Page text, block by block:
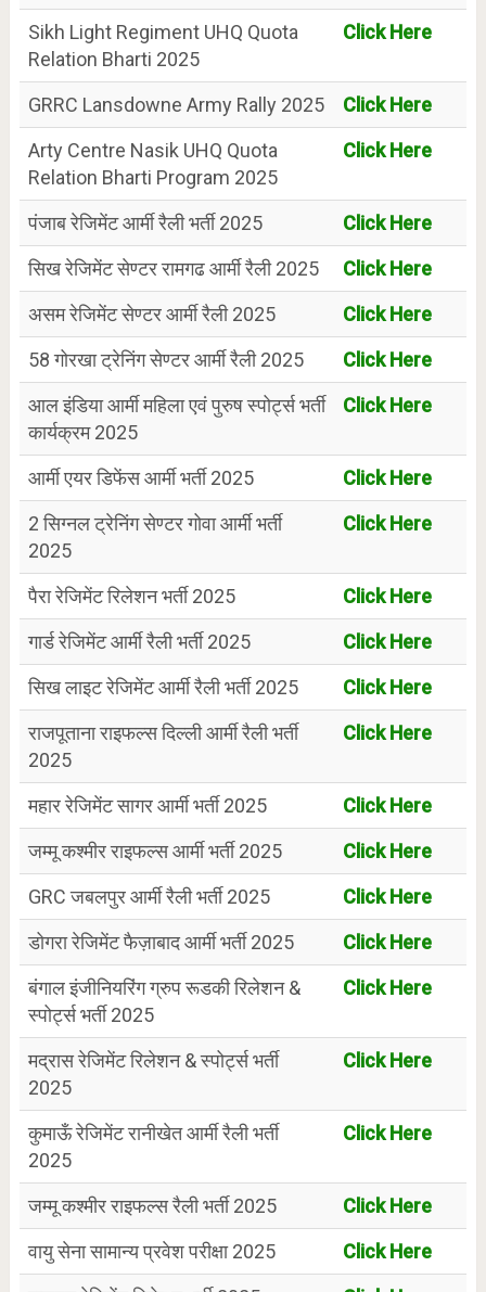
Sikh Light Regiment UHQ Quota
Relation Bharti 2025
Click Here
GRRC Lansdowne Army Rally 2025
Click Here
Arty Centre Nasik UHQ Quota
Relation Bharti Program 2025
Click Here
पंजाब रेजिमेंट आर्मी रैली भर्ती 2025
Click Here
सिख रेजिमेंट सेण्टर रामगढ आर्मी रैली 2025
Click Here
असम रेजिमेंट सेण्टर आर्मी रैली 2025
Click Here
58 गोरखा ट्रेनिंग सेण्टर आर्मी रैली 2025
Click Here
आल इंडिया आर्मी महिला एवं पुरुष स्पोर्ट्स भर्ती
कार्यक्रम 2025
Click Here
आर्मी एयर डिफेंस आर्मी भर्ती 2025
Click Here
2 सिग्नल ट्रेनिंग सेण्टर गोवा आर्मी भर्ती
2025
Click Here
पैरा रेजिमेंट रिलेशन भर्ती 2025
Click Here
गार्ड रेजिमेंट आर्मी रैली भर्ती 2025
Click Here
सिख लाइट रेजिमेंट आर्मी रैली भर्ती 2025
Click Here
राजपूताना राइफल्स दिल्ली आर्मी रैली भर्ती
2025
Click Here
महार रेजिमेंट सागर आर्मी भर्ती 2025
Click Here
जम्मू कश्मीर राइफल्स आर्मी भर्ती 2025
Click Here
GRC जबलपुर आर्मी रैली भर्ती 2025
Click Here
डोगरा रेजिमेंट फैज़ाबाद आर्मी भर्ती 2025
Click Here
बंगाल इंजीनियरिंग ग्रुप रूडकी रिलेशन &
स्पोर्ट्स भर्ती 2025
Click Here
मद्रास रेजिमेंट रिलेशन & स्पोर्ट्स भर्ती
2025
Click Here
कुमाऊँ रेजिमेंट रानीखेत आर्मी रैली भर्ती
2025
Click Here
जम्मू कश्मीर राइफल्स रैली भर्ती 2025
Click Here
वायु सेना सामान्य प्रवेश परीक्षा 2025
Click Here